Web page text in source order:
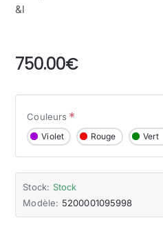
&l
Stock: Stock
Modèle: 5200001095998
750.00€
Couleurs
Violet Rouge Vert